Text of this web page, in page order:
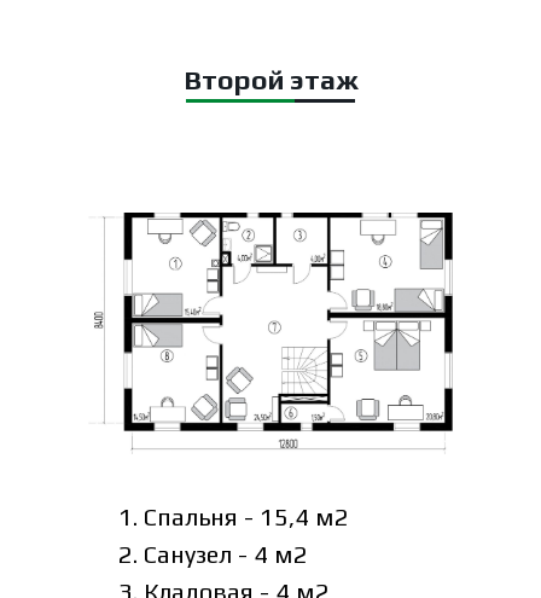
Второй этаж
1. Спальня - 15,4 м2
2. Санузел - 4 м2
3. Кладовая - 4 м2